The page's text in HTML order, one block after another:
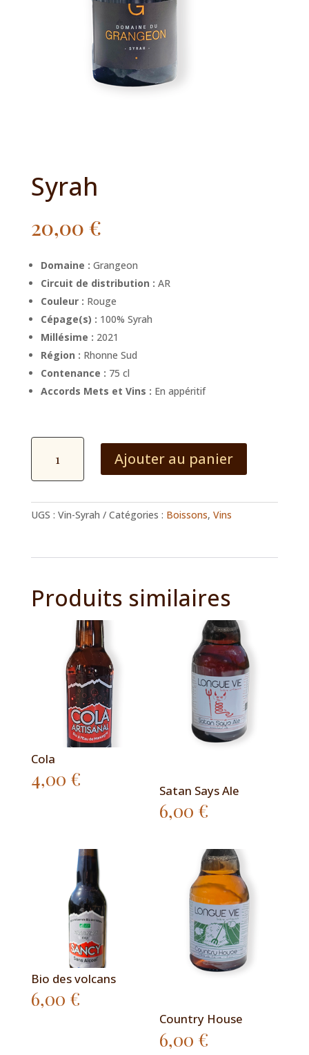
Syrah
20,00 €
Domaine : Grangeon
Circuit de distribution : AR
Couleur : Rouge
Cépage(s) : 100% Syrah
Millésime : 2021
Région : Rhonne Sud
Contenance : 75 cl
Accords Mets et Vins : En appéritif
Syrah
Ajouter au panier
UGS : Vin-Syrah Catégories : Boissons, Vins
Produits similaires
Cola
4,00 € Satan Says Ale
6,00 €
Bio des volcans
6,00 €
Country House
6,00 €